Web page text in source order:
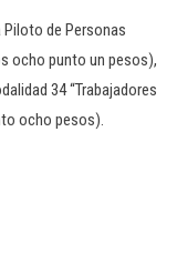
de Personas
ocho punto un pesos),
34 “Trabajadores
ocho pesos).